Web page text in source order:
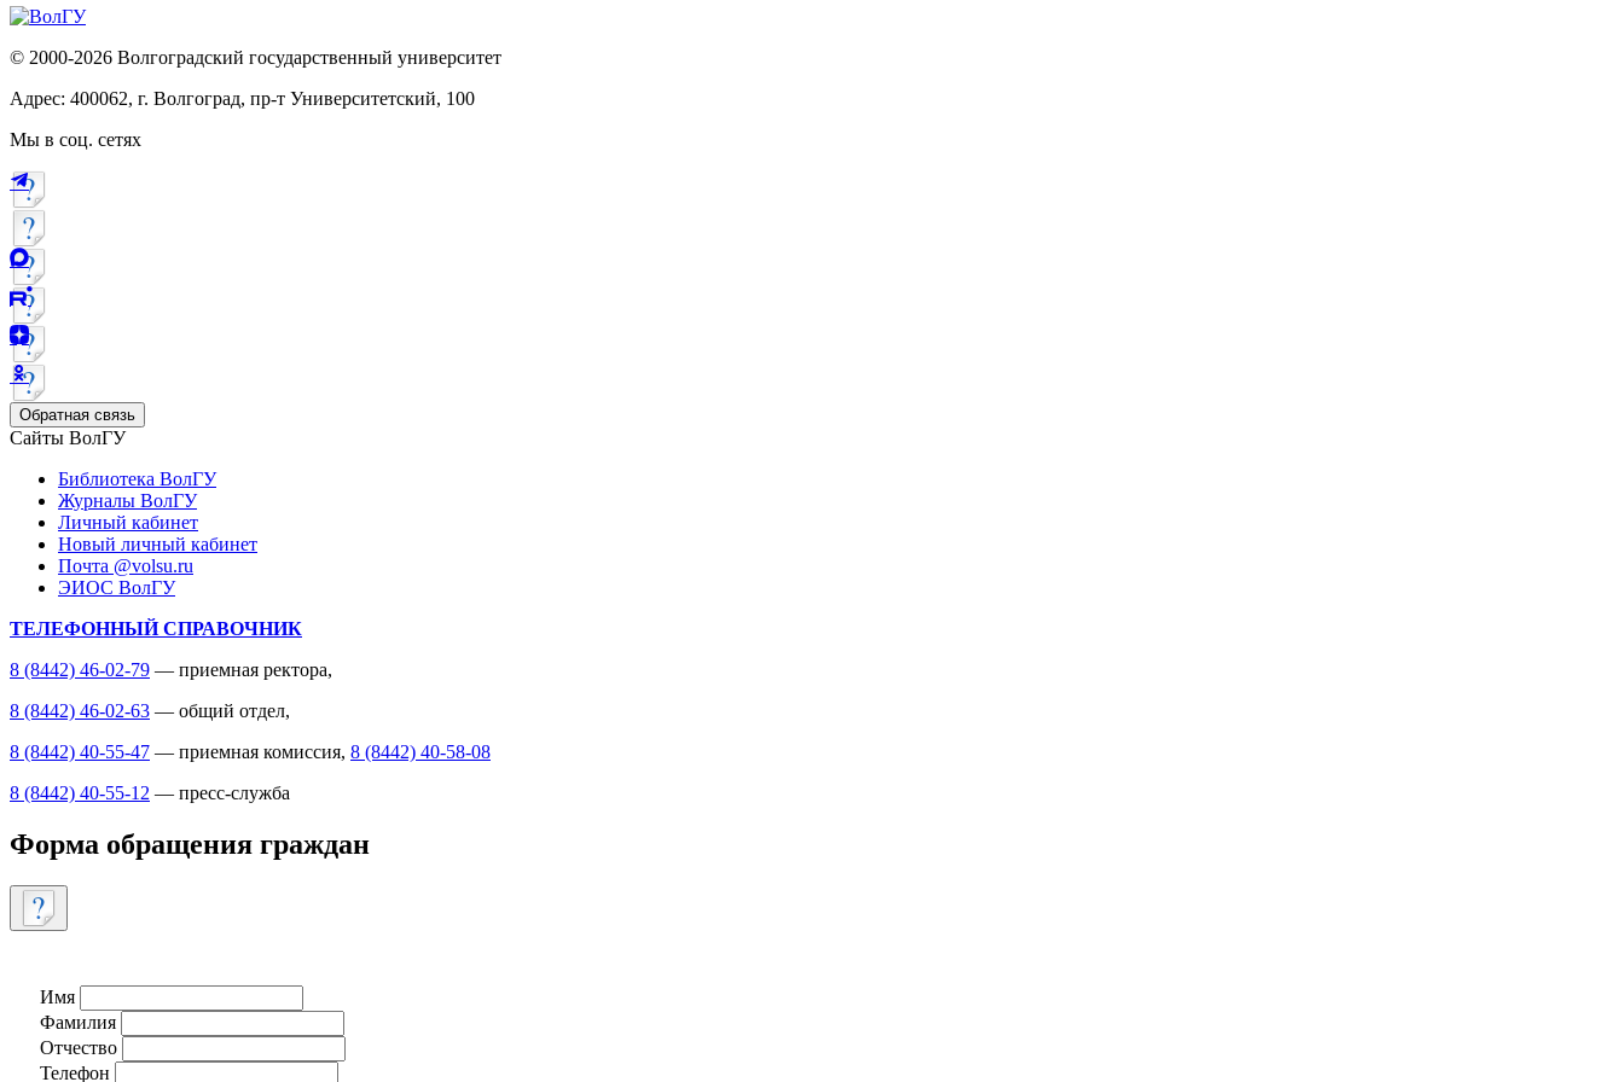
© 2000-2026 Волгоградский государственный университет
Адрес: 400062, г. Волгоград, пр-т Университетский, 100
Мы в соц. сетях
Обратная связь
Сайты ВолГУ
Библиотека ВолГУ
Журналы ВолГУ
Личный кабинет
Новый личный кабинет
Почта @volsu.ru
ЭИОС ВолГУ
ТЕЛЕФОННЫЙ СПРАВОЧНИК
8 (8442) 46-02-79 — приемная ректора,
8 (8442) 46-02-63 — общий отдел,
8 (8442) 40-55-47 — приемная комиссия, 8 (8442) 40-58-08
8 (8442) 40-55-12 — пресс-служба
Форма обращения граждан
Имя
Фамилия
Отчество
Телефон